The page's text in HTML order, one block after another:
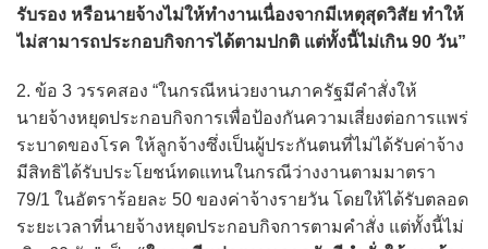
รับรอง หรือนายจ้างไม่ให้ทำงานเนื่องจากมีเหตุสุดวิสัย ทำให้
ไม่สามารถประกอบกิจการได้ตามปกติ แต่ทั้งนี้ไม่เกิน 90 วัน”
2. ข้อ 3 วรรคสอง “ในกรณีหน่วยงานภาครัฐมีคำสั่งให้
นายจ้างหยุดประกอบกิจการเพื่อป้องกันความเสี่ยงต่อการแพร่
ระบาดของโรค ให้ลูกจ้างซึ่งเป็นผู้ประกันตนที่ไม่ได้รับค่าจ้าง
มีสิทธิได้รับประโยชน์ทดแทนในกรณีว่างงานตามมาตรา
79/1 ในอัตราร้อยละ 50 ของค่าจ้างรายวัน โดยให้ได้รับตลอด
ระยะเวลาที่นายจ้างหยุดประกอบกิจการตามคำสั่ง แต่ทั้งนี้ไม่